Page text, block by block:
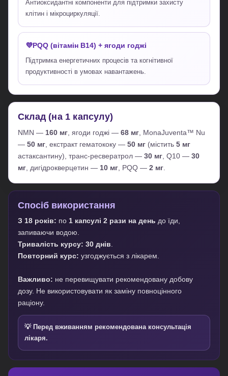
Антиоксидантні компоненти для підтримки захисту
клітин і мікроциркуляції.
PQQ (вітамін В14) + ягоди годжі
Підтримка енергетичних процесів та когнітивної
продуктивності в умовах навантажень.
Склад (на 1 капсулу)
NMN — 160 мг , ягоди годжі — 68 мг , MonaJuventa™ Nu
— 50 мг , екстракт гематококу — 50 мг (містить 5 мг
астаксантину), транс-ресвератрол — 30 мг , Q10 — 30
мг , дигідрокверцетин — 10 мг , PQQ — 2 мг
Спосіб використання
З 18 років: по 1 капсулі 2 рази на день до їди,
запиваючи водою.
Тривалість курсу: 30 днів.
Повторний курс: узгоджується з лікарем.
Важливо: не перевищувати рекомендовану добову
дозу. Не використовувати як заміну повноцінного
раціону.
💡 Перед вживанням рекомендована консультація
лікаря.